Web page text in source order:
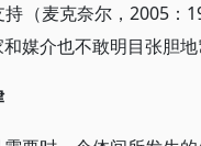
（麦克奈尔，2005：
媒介也不敢明目张胆地